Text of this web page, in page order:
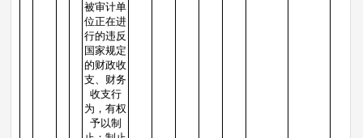
被审计单
位正在进
行的违反
国家规定
的财政收
支、财务
收支行
为，有权
予以制